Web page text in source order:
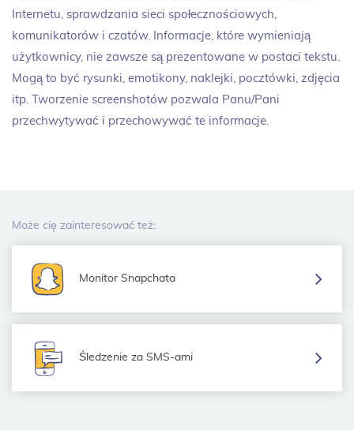
Internetu, sprawdzania sieci społecznościowych,
komunikatorów i czatów. Informacje, które wymieniają
użytkownicy, nie zawsze są prezentowane w postaci tekstu.
Mogą to być rysunki, emotikony, naklejki, pocztówki, zdjęcia
itp. Tworzenie screenshotów pozwala Panu/Pani
przechwytywać i przechowywać te informacje.
Może cię zainteresować też:
Monitor Snapchata
Śledzenie za SMS-ami